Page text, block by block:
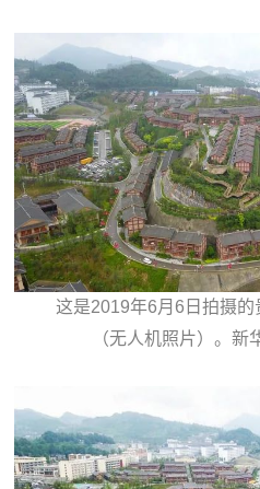
这是2019年6月6日拍摄
（无人机照片）。新